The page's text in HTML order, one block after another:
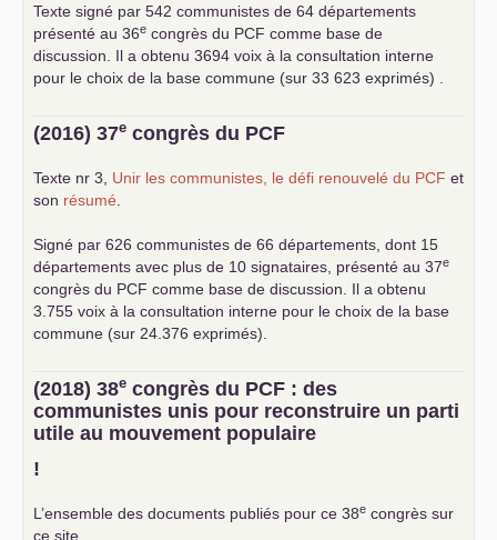
Texte signé par 542 communistes de 64 départements
présenté au 36e congrès du PCF comme base de
discussion. Il a obtenu 3694 voix à la consultation interne
pour le choix de la base commune (sur 33 623 exprimés) .
(2016) 37e congrès du PCF
Texte nr 3, Unir les communistes, le défi renouvelé du PCF et
son résumé
Signé par 626 communistes de 66 départements, dont 15
départements avec plus de 10 signataires, présenté au 37e
congrès du PCF comme base de discussion. Il a obtenu
3.755 voix à la consultation interne pour le choix de la base
commune (sur 24.376 exprimés).
(2018) 38e congrès du PCF : des
communistes unis pour reconstruire un parti
utile au mouvement populaire
!
L’ensemble des documents publiés pour ce 38e congrès sur
ce site